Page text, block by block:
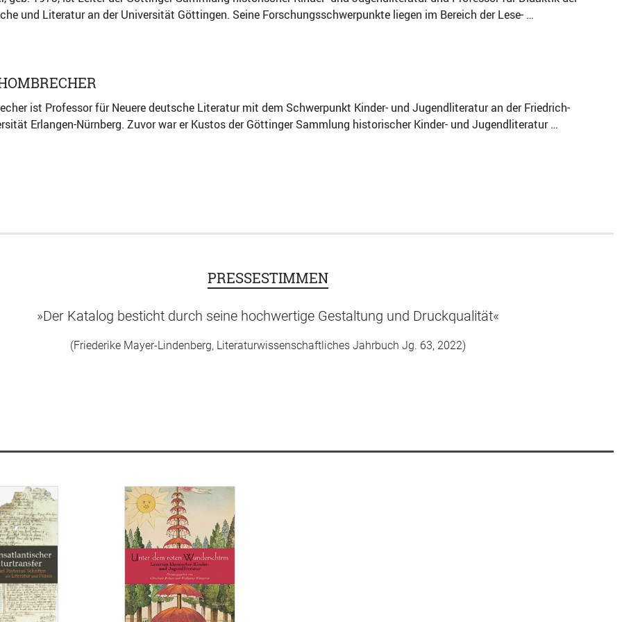
und Literatur an der Universität Göttingen. Seine Forschungsschwerpunkte liegen im Bereich der Lese- …
ist Professor für Neuere deutsche Literatur mit dem Schwerpunkt Kinder- und Jugendliteratur an der Friedrich-
Erlangen-Nürnberg. Zuvor war er Kustos der Göttinger Sammlung historischer Kinder- und Jugendliteratur …
PRESSESTIMMEN
»Der Katalog besticht durch seine hochwertige Gestaltung und Druckqualität«
(Friederike Mayer-Lindenberg, Literaturwissenschaftliches Jahrbuch Jg. 63, 2022)